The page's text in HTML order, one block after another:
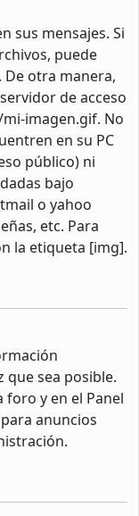
sus mensajes. Si
puede
otra manera,
de acceso
imagen.gif. No
en su PC
público) ni
bajo
o yahoo
etc. Para
la etiqueta [img].
que sea posible.
foro y en el Panel
anuncios